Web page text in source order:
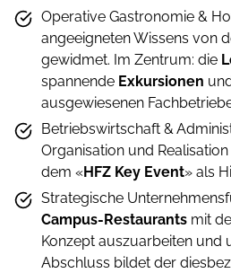
Operative Gastronomie &
angeeigneten Wissens von
gewidmet. Im Zentrum: die
spannende Exkursionen
ausgewiesenen
Betriebswirtschaft &
Organisation und
dem «HFZ Key Event» als
Strategische
Campus-Restaurants mit
Konzept auszuarbeiten und
Abschluss bildet der